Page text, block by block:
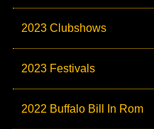
2023 Clubshows
2023 Festivals
2022 Buffalo Bill In Rom